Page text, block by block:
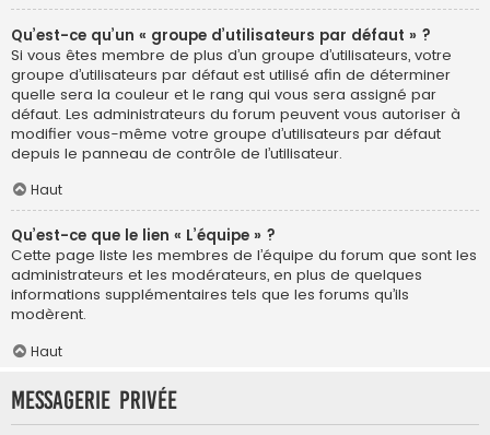
Qu’est-ce qu’un « groupe d’utilisateurs par défaut » ?
Si vous êtes membre de plus d’un groupe d’utilisateurs, votre
groupe d’utilisateurs par défaut est utilisé afin de déterminer
quelle sera la couleur et le rang qui vous sera assigné par
défaut. Les administrateurs du forum peuvent vous autoriser à
modifier vous-même votre groupe d’utilisateurs par défaut
depuis le panneau de contrôle de l’utilisateur.
Haut
Qu’est-ce que le lien « L’équipe » ?
Cette page liste les membres de l’équipe du forum que sont les
administrateurs et les modérateurs, en plus de quelques
informations supplémentaires tels que les forums qu’ils
modèrent.
Haut
Messagerie privée